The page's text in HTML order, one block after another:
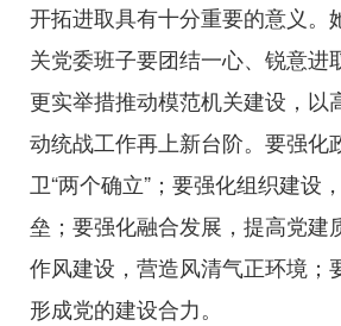
开拓进取具有十分重要的意义。
关党委班子要团结一心、锐意进
更实举措推动模范机关建设，以
动统战工作再上新台阶。要强化
卫“两个确立”；要强化组织建设
垒；要强化融合发展，提高党建
作风建设，营造风清气正环境；
形成党的建设合力。